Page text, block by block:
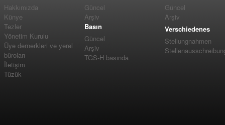
Hakkımızda
Künye
Tezler
Yönetim Kurulu
Üye dernerkleri ve yerel
büroları
İletişim
Tüzük
Güncel
Arşiv
Basın
Güncel
Arşiv
TGS-H basında
Güncel
Arşiv
Verschiedenes
Stellungnahmen